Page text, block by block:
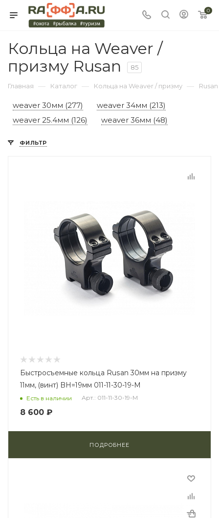
0
Кольца на Weaver /
призму Rusan
85
Главная — Каталог — Кольца на Weaver / призму — Rusan
weaver 30мм (277)
weaver 34мм (213)
weaver 25.4мм (126)
weaver 36мм (48)
ФИЛЬТР
Быстросъемные кольца Rusan 30мм на призму
11мм, (винт) BH=19мм 011-11-30-19-M
Есть в наличии Арт.: 011-11-30-19-M
8 600 ₽
ПОДРОБНЕЕ